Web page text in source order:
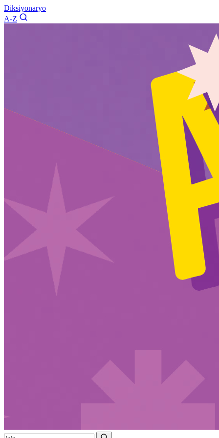
Diksiyonaryo
A-Z